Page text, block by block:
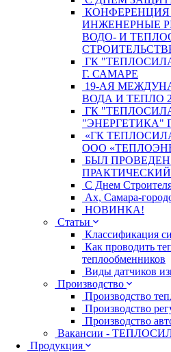
ИНЖЕНЕРНЫЕ
ВОДО- И
ГК
Г. САМАРЕ
19-АЯ
ВОДА И ТЕПЛО
ГК
"ЭНЕРГЕТИКА"
«ГК
ООО
БЫЛ
С Днем
Ах, Самара-
НОВИНКА!
Статьи
Классификация
Как проводить
теплообменников
Виды датчиков
Производство
Производство
Производство
Производство
Вакансии -
Продукция